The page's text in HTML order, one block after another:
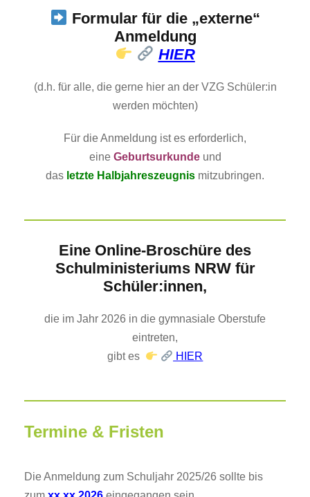
Formular für die „externe“
Anmeldung
HIER
(d.h. für alle, die gerne hier an der VZG Schüler:in
werden möchten)
Für die Anmeldung ist es erforderlich,
eine Geburtsurkundeund
das letzte Halbjahreszeugnis mitzubringen.
Eine Online-Broschüre des
Schulministeriums NRW für
Schüler:innen,
die im Jahr 2026 in die gymnasiale Oberstufe
eintreten,
gibt es
HIER
Termine & Fristen
Die Anmeldung zum Schuljahr 2025/26 sollte bis